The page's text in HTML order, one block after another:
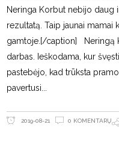
Neringa Korbut nebijo daug
rezultatą. Taip jaunai
gamtoje.[/caption] Neringą
darbas. Ieškodama, kur
pastebėjo, kad trūksta
pavertusi
2019-08-21 0 KOMENTARŲ